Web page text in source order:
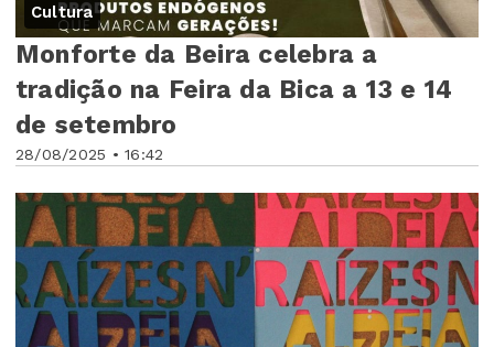
Cultura
28/08/2025 • 16:42
Monforte da Beira celebra a
tradição na Feira da Bica a 13 e 14
de setembro